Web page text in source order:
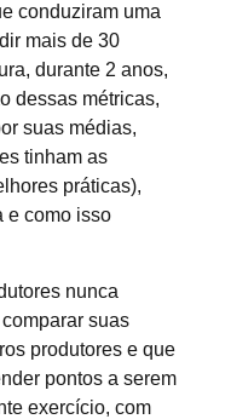
conduziram uma
mais de 30
durante 2 anos,
dessas métricas,
suas médias,
tinham as
práticas),
e como isso
nunca
suas
produtores e que
pontos a serem
exercício, com